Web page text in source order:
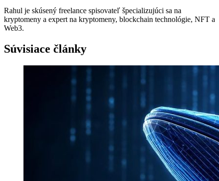
Rahul je skúsený freelance spisovateľ špecializujúci sa na
kryptomeny a expert na kryptomeny, blockchain technológie, NFT a
Web3.
Súvisiace články